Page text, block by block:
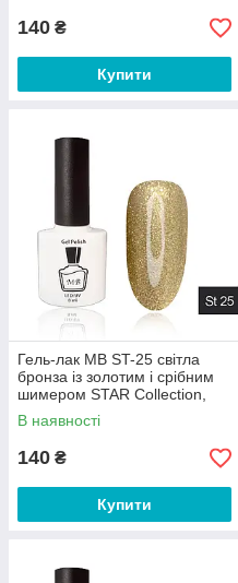
140 ₴
Купити
Гель-лак MB ST-25 світла
бронза із золотим і срібним
шимером STAR Collection,
блискітки 8 мл
В наявності
140 ₴
Купити